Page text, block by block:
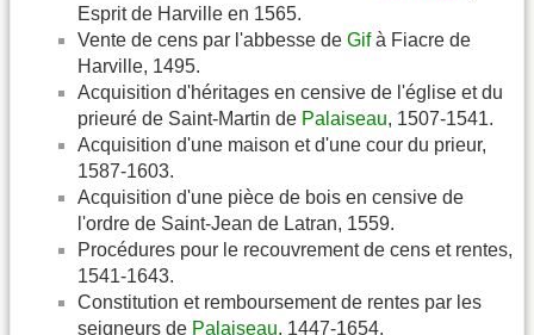
Esprit de Harville en 1565.
Vente de cens par l'abbesse de Gifà Fiacre de
Harville, 1495.
Acquisition d'héritages en censive de l'église et du
prieuré de Saint-Martin de Palaiseau, 1507-1541.
Acquisition d'une maison et d'une cour du prieur,
1587-1603.
Acquisition d'une pièce de bois en censive de
l'ordre de Saint-Jean de Latran, 1559.
Procédures pour le recouvrement de cens et rentes,
1541-1643.
Constitution et remboursement de rentes par les
seigneurs de Palaiseau, 1447-1654.